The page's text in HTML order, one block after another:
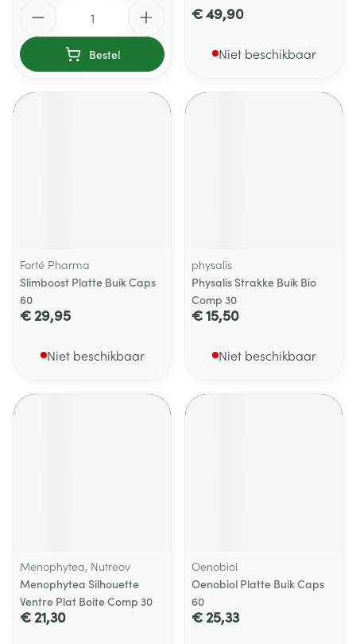
Bestel
€ 49,90
Niet beschikbaar
Forté Pharma
Slimboost Platte Buik Caps
60
€ 29,95
Niet beschikbaar
physalis
Physalis Strakke Buik Bio
Comp 30
€ 15,50
Niet beschikbaar
Menophytea, Nutreov
Menophytea Silhouette
Ventre Plat Boite Comp 30
€ 21,30
Oenobiol
Oenobiol Platte Buik Caps
60
€ 25,33